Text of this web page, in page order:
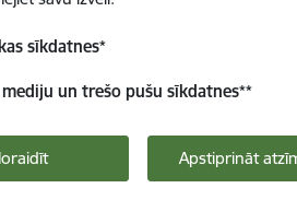
sīkdatnes*
un trešo pušu sīkdatnes**
Apstiprināt